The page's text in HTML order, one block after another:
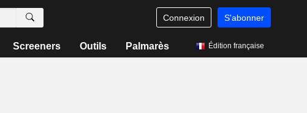
Connexion S'abonner
Screeners Outils Palmarès Édition française